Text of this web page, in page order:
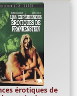
érotiques de